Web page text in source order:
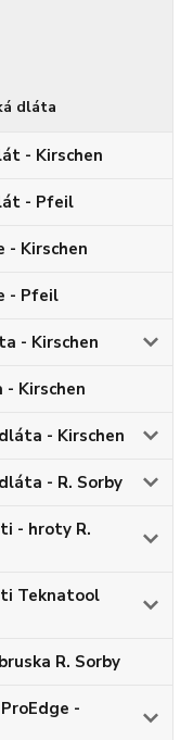
dláta
- Kirschen
- Pfeil
- Kirschen
- Pfeil
- Kirschen
Kirschen
- Kirschen
- R. Sorby
- hroty R.
Teknatool
R. Sorby
-